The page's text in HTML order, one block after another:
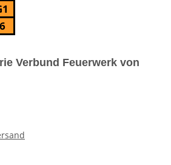
Verbund Feuerwerk von